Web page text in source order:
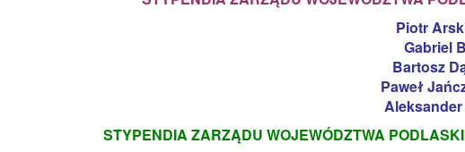
Piotr
Gabriel
Bartosz
Paweł
STYPENDIA ZARZĄDU WOJEWÓDZTWA